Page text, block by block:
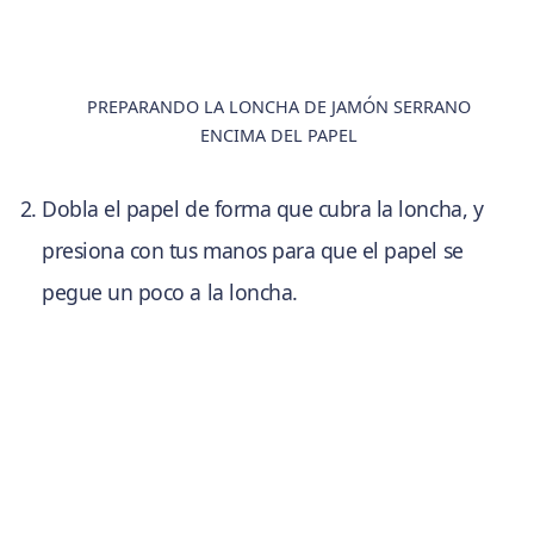
PREPARANDO LA LONCHA DE JAMÓN SERRANO
ENCIMA DEL PAPEL
Dobla el papel de forma que cubra la loncha, y
presiona con tus manos para que el papel se
pegue un poco a la loncha.